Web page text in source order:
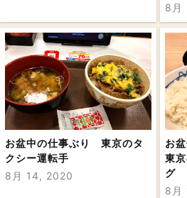
8月
お盆中の仕事ぶり 東京のタ
クシー運転手
8月 14, 2020
お
東
グ
8月